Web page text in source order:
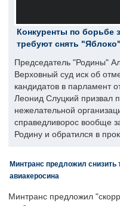
Конкуренты по борьбе
требуют снять
Председатель "Родины"
Верховный суд иск об
кандидатов в парламент
Леонид Слуцкий призвал
нежелательной
справедливорос вообще
Родину и обратился в
Минтранс предложил снизить
авиакеросина
Минтранс предложил